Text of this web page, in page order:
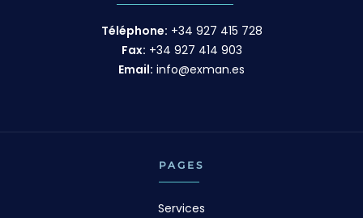
Téléphone: +34 927 415 728
Fax: +34 927 414 903
Email: info@exman.es
PAGES
Services